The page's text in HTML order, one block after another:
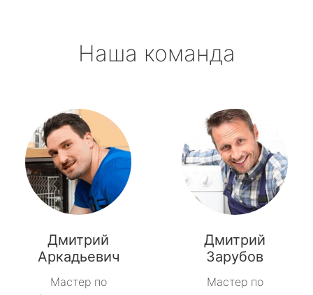
Наша команда
Дмитрий
Аркадьевич
Мастер по
Дмитрий
Зарубов
Мастер по